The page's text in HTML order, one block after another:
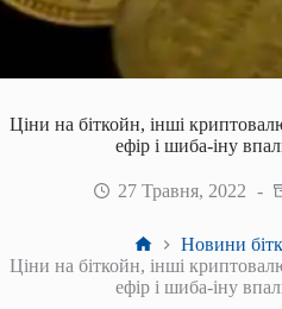
Ціни на біткойн, інші
ефір і шиба-іну
27 Травня, 2022
Головна
Новини
Ціни на біткойн, інші
ефір і шиба-іну